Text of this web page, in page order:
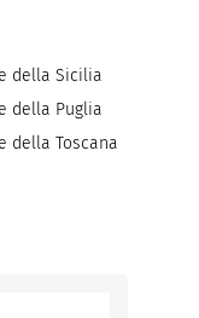
della Sicilia
della Puglia
della Toscana